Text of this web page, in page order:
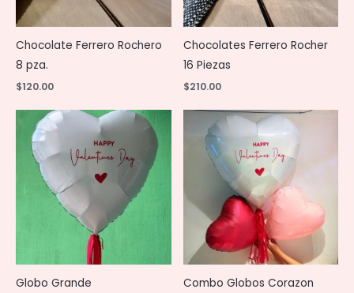
Chocolate Ferrero Rochero
8 pza.
$120.00
Chocolates Ferrero Rocher
16 Piezas
$210.00
Globo Grande Combo Globos Corazon